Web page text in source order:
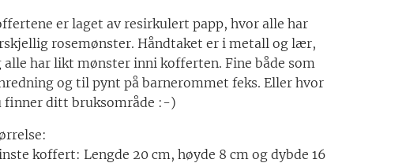
er laget av resirkulert papp, hvor alle har
rosemønster. Håndtaket er i metall og lær,
alle har likt mønster inni kofferten. Fine både som
og til pynt på barnerommet feks. Eller hvor
finner ditt bruksområde :-)
koffert: Lengde 20 cm, høyde 8 cm og dybde 16